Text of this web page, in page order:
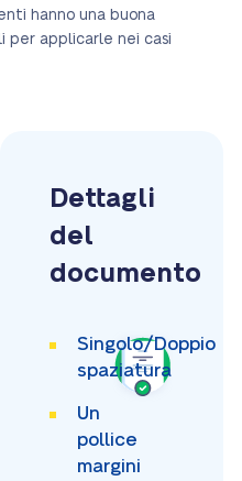
hanno una buona
per applicarle nei casi
Dettagli
del
documento
Singolo/Doppio
spaziatura
Un
pollice
margini